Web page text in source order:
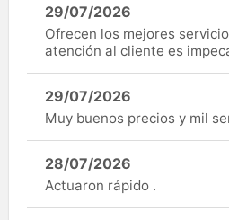
29/07/2026
Ofrecen los mejores
atención al cliente es
29/07/2026
Muy buenos precios y mil
28/07/2026
Actuaron rápido .